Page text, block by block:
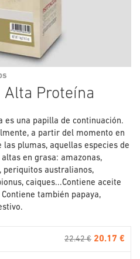
Proteína
es una papilla de continuación.
a partir del momento en
las plumas, aquellas especies de
en grasa: amazonas,
periquitos australianos,
caiques...Contiene aceite
también papaya,
22.42 € 20.17 €
al
de
la
galería
de
imágenes